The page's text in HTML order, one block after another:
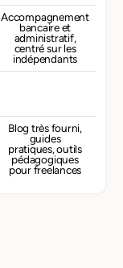
Accompagnement
bancaire et
administratif,
centré sur les
indépendants
Blog très fourni,
guides
pratiques, outils
pédagogiques
pour freelances